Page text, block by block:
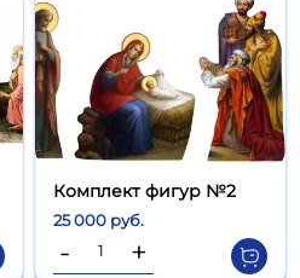
Комплект фигур №2
25 000 руб.
- +